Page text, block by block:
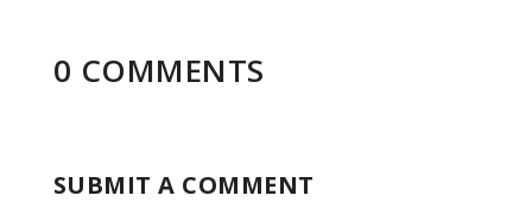
0 COMMENTS
SUBMIT A COMMENT